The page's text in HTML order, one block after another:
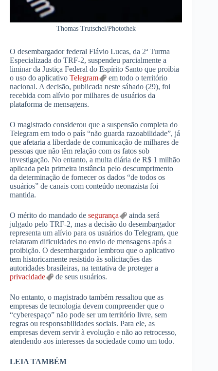
Thomas Trutschel/Photothek
O desembargador federal Flávio Lucas, da 2ª Turma
Especializada do TRF-2, suspendeu parcialmente a
liminar da Justiça Federal do Espírito Santo que proibia
o uso do aplicativo Telegram
em todo o território
nacional. A decisão, publicada neste sábado (29), foi
recebida com alívio por milhares de usuários da
plataforma de mensagens.
O magistrado considerou que a suspensão completa do
Telegram em todo o país “não guarda razoabilidade”, já
que afetaria a liberdade de comunicação de milhares de
pessoas que não têm relação com os fatos sob
investigação. No entanto, a multa diária de R$ 1 milhão
aplicada pela primeira instância pelo descumprimento
da determinação de fornecer os dados “de todos os
usuários” de canais com conteúdo neonazista foi
mantida.
O mérito do mandado de segurança
ainda será
julgado pelo TRF-2, mas a decisão do desembargador
representa um alívio para os usuários do Telegram, que
relataram dificuldades no envio de mensagens após a
proibição. O desembargador lembrou que o aplicativo
tem historicamente resistido às solicitações das
autoridades brasileiras, na tentativa de proteger a
privacidade
de seus usuários.
No entanto, o magistrado também ressaltou que as
empresas de tecnologia devem compreender que o
“cyberespaço” não pode ser um território livre, sem
regras ou responsabilidades sociais. Para ele, as
empresas devem servir à evolução e não ao retrocesso,
atendendo aos interesses da sociedade como um todo.
LEIA TAMBÉM